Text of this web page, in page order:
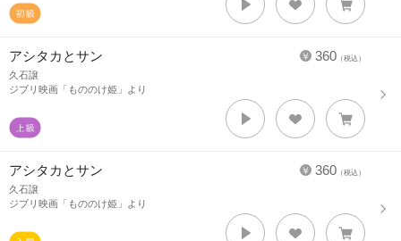
360 （税込）
アシタカとサン
久石譲
ジブリ映画「もののけ姫」より
360 （税込）
アシタカとサン
久石譲
ジブリ映画「もののけ姫」より